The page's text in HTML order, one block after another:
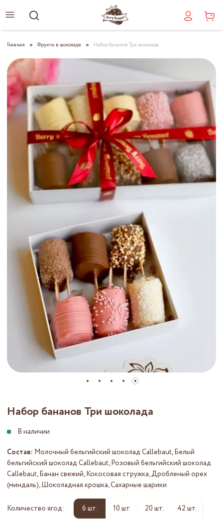
Главная Фрукты в шоколаде Набор бананов Три шоколада
Набор бананов Три шоколада
Состав: Молочный бельгийский шоколад Callebaut, Белый
бельгийский шоколад Callebaut, Розовый бельгийский шоколад
Callebaut, Банан свежий, Кокосовая стружка, Дробленый орех
(миндаль), Шоколадная крошка, Сахарные шарики
Количество ягод: 6 шт. 10 шт. 20 шт. 42 шт.